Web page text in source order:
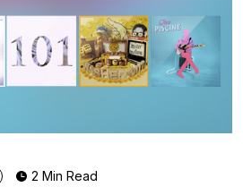
2 Min Read